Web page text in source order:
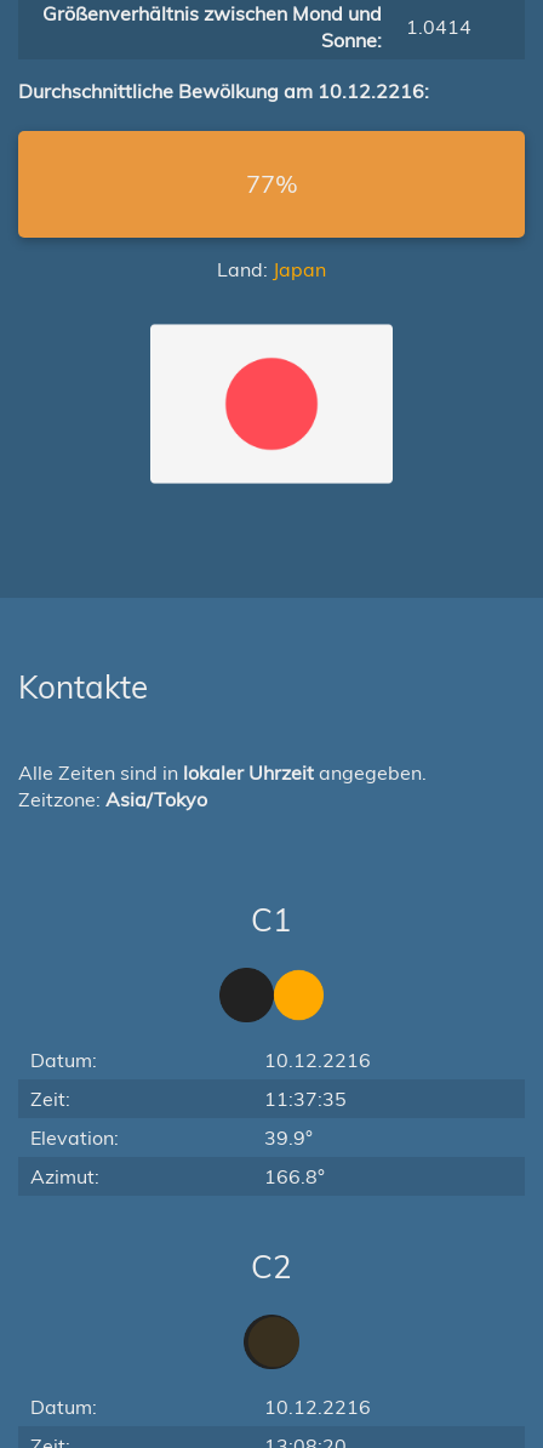
Größenverhältnis zwischen Mond und
Sonne:
1.0414
Durchschnittliche Bewölkung am 10.12.2216:
77%
Land: Japan
Kontakte
Alle Zeiten sind in lokaler Uhrzeit angegeben.
Zeitzone: Asia/Tokyo
C1
Datum:
10.12.2216
Zeit:
11:37:35
Elevation:
39.9°
Azimut:
166.8°
C2
Datum:
10.12.2216